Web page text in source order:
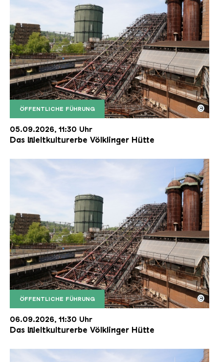
ÖFFENTLICHE FÜHRUNG
Der Erzschrägaufzug der Völklinger Hütte mit
Copyright: Weltkulturerbe Völklinger Hütte | Karl
©
05.09.2026, 11:30 Uhr
Das Weltkulturerbe Völklinger Hütte
ÖFFENTLICHE FÜHRUNG
Der Erzschrägaufzug der Völklinger Hütte mit
Copyright: Weltkulturerbe Völklinger Hütte | Karl
©
06.09.2026, 11:30 Uhr
Das Weltkulturerbe Völklinger Hütte